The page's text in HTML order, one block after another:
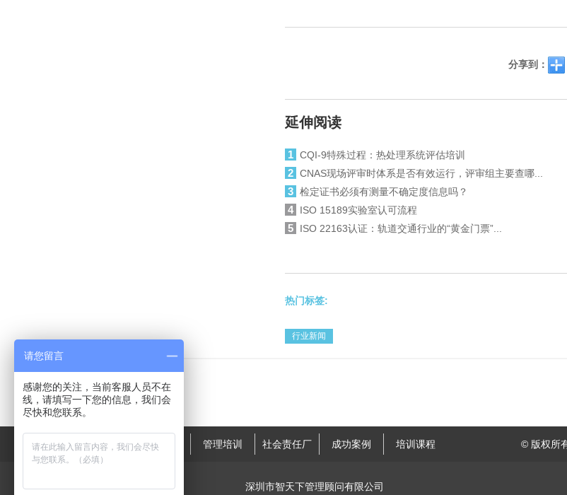
分享到：
延伸阅读
1 CQI-9特殊过程：热处理系统评估培训
2 CNAS现场评审时体系是否有效运行，评审组主要查哪...
3 检定证书必须有测量不确定度信息吗？
4 ISO 15189实验室认可流程
5 ISO 22163认证：轨道交通行业的“黄金门票”...
热门标签:
行业新闻
精益生产 标准化体系 管理培训 社会责任厂 成功案例 培训课程 © 版权所
深圳市智天下管理顾问有限公司
请您留言
感谢您的关注，当前客服人员不在
线，请填写一下您的信息，我们会
尽快和您联系。